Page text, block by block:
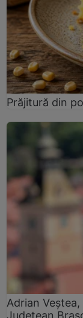
Prăjitură din
Adrian
Județean